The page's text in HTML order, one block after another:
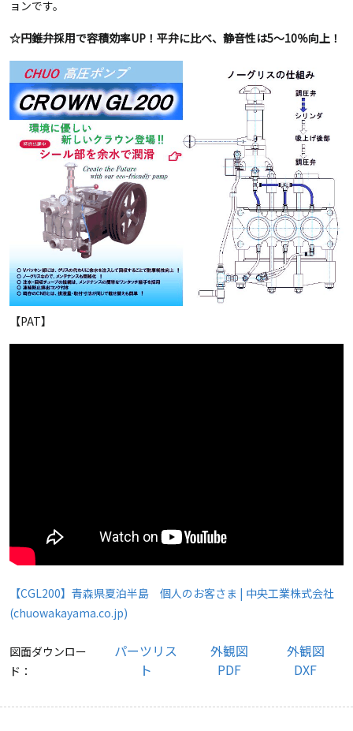
ョンです。
☆円錐弁採用で容積効率UP！平弁に比べ、静音性は5～10％向上！
【PAT】
【CGL200】青森県夏泊半島 個人のお客さま | 中央工業株式会社
(chuowakayama.co.jp)
図面ダウンロー
ド：
パーツリス
ト
外観図
PDF
外観図
DXF